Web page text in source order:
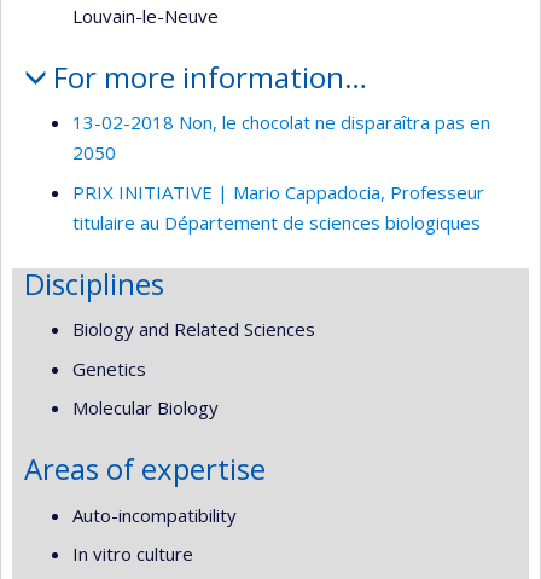
Louvain-le-Neuve
For more information…
13-02-2018 Non, le chocolat ne disparaîtra pas en
2050
PRIX INITIATIVE | Mario Cappadocia, Professeur
titulaire au Département de sciences biologiques
Disciplines
Biology and Related Sciences
Genetics
Molecular Biology
Areas of expertise
Auto-incompatibility
In vitro culture